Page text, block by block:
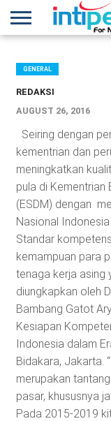
NEWS
CONFERENCES
TRAINING
IPSHOW
EVENT
IP
NETWORK
MORE
GENERAL
REDAKSI
AUGUST 26, 2016
Seiring dengan
kementrian dan
meningkatkan
pula di Kementrian
(ESDM) dengan
Nasional
Standar
kemampuan para
tenaga kerja asing
diungkapkan oleh
Bambang Gatot
Kesiapan
Indonesia dalam
Bidakara, Jakarta.
merupakan
pasar, khususnya
Pada 2015-2019